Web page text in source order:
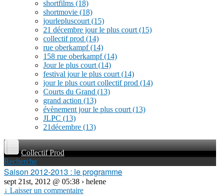
shortfilms (18)
shortmovie (18)
jourlepluscourt (15)
21 décembre jour le plus court (15)
collectif prod (14)
rue oberkampf(14)
158 rue oberkampf(14)
Jour le plus court (14)
festival jour le plus court (14)
jour le plus court collectif prod (14)
Courts du Grand (13)
grand action (13)
évènement jour le plus court (13)
JLPC (13)
21décembre (13)
Collectif Prod
Recherche
Saison 2012-2013 : le programme
sept 21st, 2012 @ 05:38 › helene
↓ Laisser un commentaire